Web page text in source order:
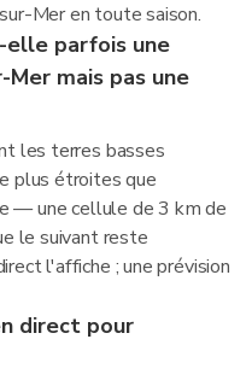
Mer en toute saison.
parfois une
mais pas une
les terres basses
plus étroites que
— une cellule de 3 km de
le suivant reste
l'affiche ; une prévision
direct pour